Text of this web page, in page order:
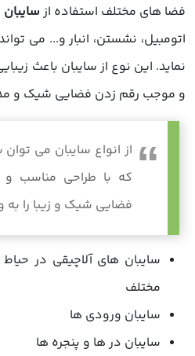
فضا های مختلف استفاده از
اتومبیل، نشستن، انبار و... می
نماید. این نوع از سایبان باعث
و موجب رقم زدن فضایی شیک و
از انواع سایبان می توان
که با طراحی مناسب
فضایی شیک و زیبا را به
سایبان های آلاچیقی در
مختلف
سایبان ورودی ها
سایبان در ها و پنجره ها